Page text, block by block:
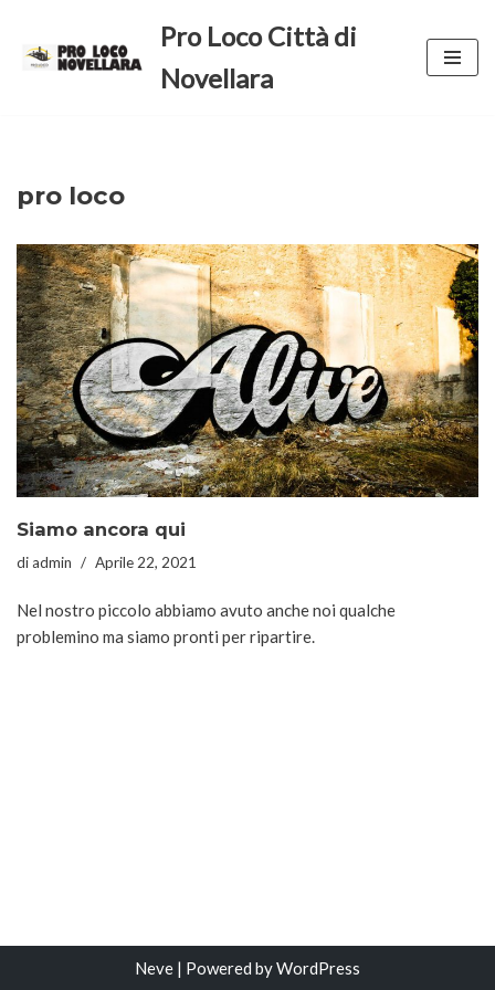
Vai
Pro Loco Città di
Novellara
pro loco
Siamo ancora qui
diadmin Aprile 22, 2021
Nel nostro piccolo abbiamo avuto anche noi qualche
problemino ma siamo pronti per ripartire.
Neve | Powered byWordPress